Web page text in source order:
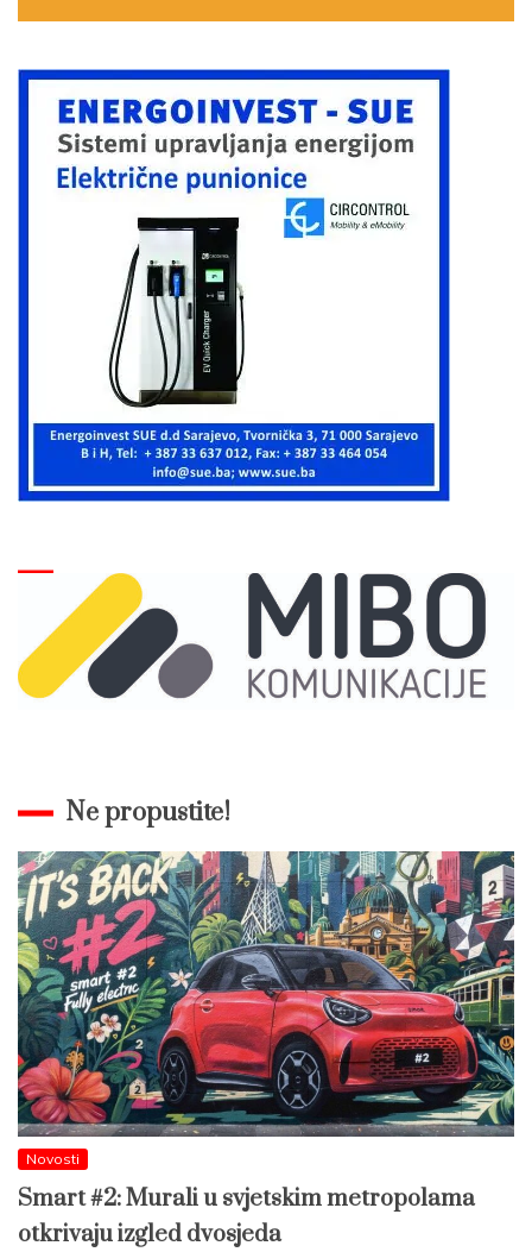
Ne propustite!
Novosti
Smart #2: Murali u svjetskim metropolama
otkrivaju izgled dvosjeda